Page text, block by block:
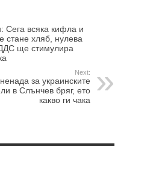
Сега всяка кифла и
стане хляб, нулева
ще стимулира
Next:
за украинските
в Слънчев бряг, ето
какво ги чака